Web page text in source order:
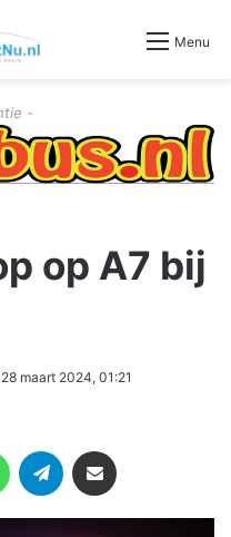
Menu
-
op A7 bij
maart 2024, 01:21